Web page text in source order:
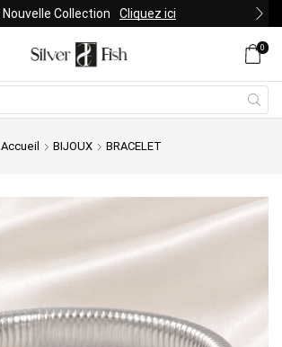
Nouvelle Collection Cliquez ici
0
Accueil BIJOUX BRACELET